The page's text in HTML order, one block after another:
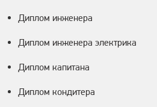
Диплом инженера
Диплом инженера электрика
Диплом капитана
Диплом кондитера